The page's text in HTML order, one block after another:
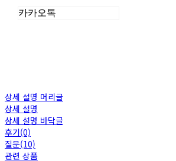
카카오톡
상세 설명 머리글
상세 설명
상세 설명 바닥글
후기(0)
질문(10)
관련 상품